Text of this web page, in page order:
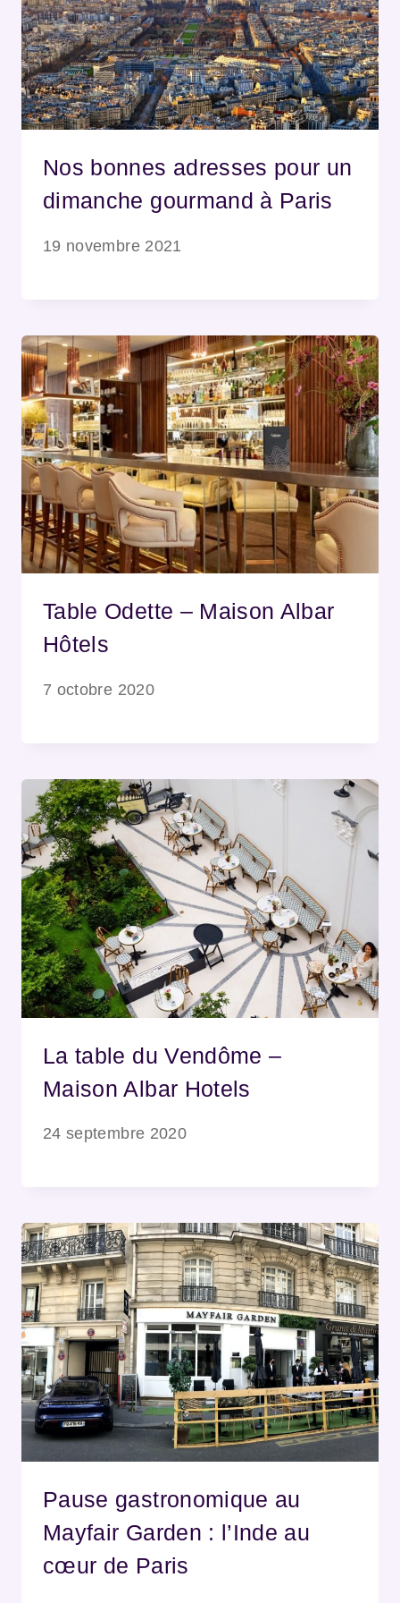
Nos bonnes adresses pour un
dimanche gourmand à Paris
19 novembre 2021
Table Odette – Maison Albar
Hôtels
7 octobre 2020
La table du Vendôme –
Maison Albar Hotels
24 septembre 2020
Pause gastronomique au
Mayfair Garden : l’Inde au
cœur de Paris